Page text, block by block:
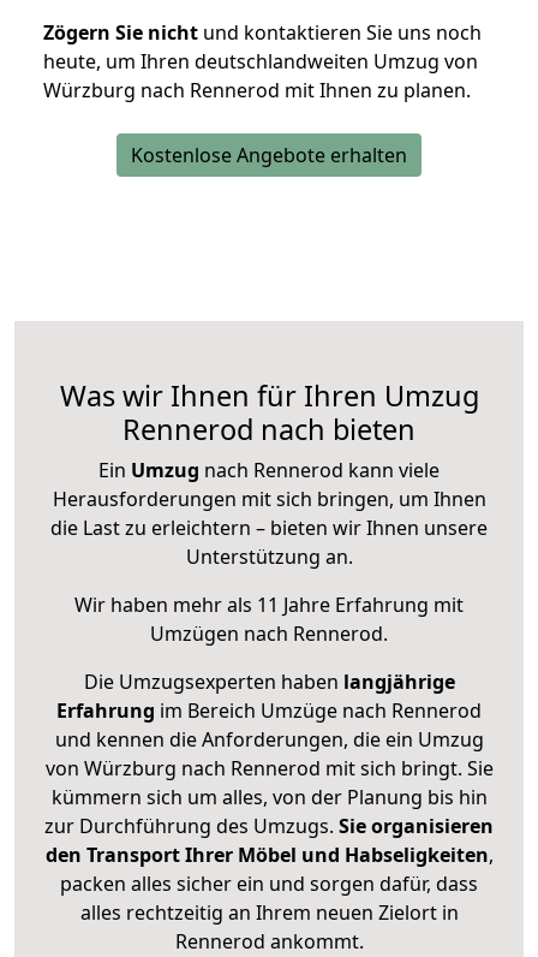
Zögern Sie nicht und kontaktieren Sie uns noch
heute, um Ihren deutschlandweiten Umzug von
Würzburg nach Rennerod mit Ihnen zu planen.
Kostenlose Angebote erhalten
Was wir Ihnen für Ihren Umzug
Rennerod nach bieten
Ein Umzug nach Rennerod kann viele
Herausforderungen mit sich bringen, um Ihnen
die Last zu erleichtern – bieten wir Ihnen unsere
Unterstützung an.
Wir haben mehr als 11 Jahre Erfahrung mit
Umzügen nach Rennerod.
Die Umzugsexperten haben langjährige
Erfahrung im Bereich Umzüge nach Rennerod
und kennen die Anforderungen, die ein Umzug
von Würzburg nach Rennerod mit sich bringt. Sie
kümmern sich um alles, von der Planung bis hin
zur Durchführung des Umzugs. Sie organisieren
den Transport Ihrer Möbel und Habseligkeiten,
packen alles sicher ein und sorgen dafür, dass
alles rechtzeitig an Ihrem neuen Zielort in
Rennerod ankommt.